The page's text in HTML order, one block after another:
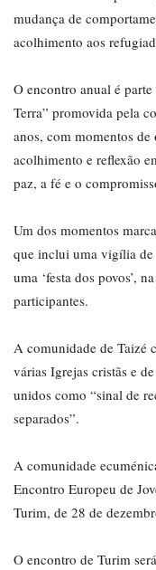
mudança de
acolhimento aos
O encontro anual é
Terra” promovida pela
anos, com momentos
acolhimento e reflexão
paz, a fé e o
Um dos momentos
que inclui uma vigília de
uma ‘festa dos povos’,
participantes.
A comunidade de Taizé
várias Igrejas cristãs e
unidos como “sinal de
separados”.
A comunidade
Encontro Europeu de
Turim, de 28 de
O encontro de Turim